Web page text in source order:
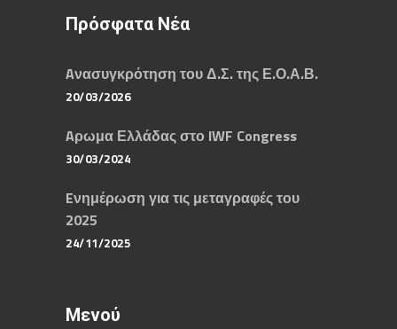
Πρόσφατα Νέα
Aνασυγκρότηση του Δ.Σ. της Ε.Ο.Α.Β.
20/03/2026
Aρωμα Ελλάδας στο IWF Congress
30/03/2024
Eνημέρωση για τις μεταγραφές του
2025
24/11/2025
Μενού